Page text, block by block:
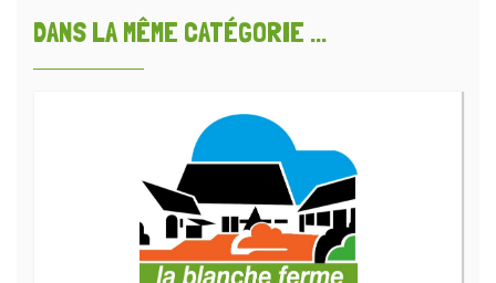
DANS LA MÊME CATÉGORIE ...